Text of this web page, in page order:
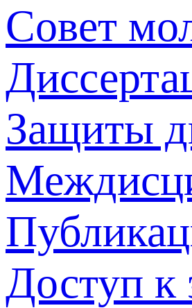
Совет
Защиты
Доступ к